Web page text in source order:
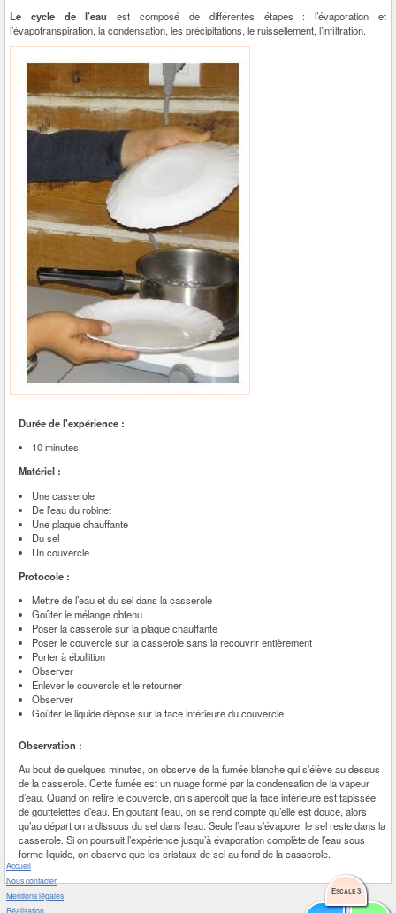
Accueil
Nous contacter
Mentions légales
Le cycle de l’eauest composé de différentes étapes : l’évaporation et
l’évapotranspiration, la condensation, les précipitations, le ruissellement, l’infiltration.
Durée de l'expérience :
10 minutes
Matériel :
Une casserole
De l’eau du robinet
Une plaque chauffante
Du sel
Un couvercle
Protocole :
Mettre de l’eau et du sel dans la casserole
Goûter le mélange obtenu
Poser la casserole sur la plaque chauffante
Poser le couvercle sur la casserole sans la recouvrir entièrement
Porter à ébullition
Observer
Enlever le couvercle et le retourner
Observer
Goûter le liquide déposé sur la face intérieure du couvercle
Observation :
Au bout de quelques minutes, on observe de la fumée blanche qui s’élève au dessus
de la casserole. Cette fumée est un nuage formé par la condensation de la vapeur
d’eau. Quand on retire le couvercle, on s’aperçoit que la face intérieure est tapissée
de gouttelettes d’eau. En goutant l’eau, on se rend compte qu’elle est douce, alors
qu’au départ on a dissous du sel dans l’eau. Seule l’eau s’évapore, le sel reste dans la
casserole. Si on poursuit l’expérience jusqu’à évaporation complète de l’eau sous
forme liquide, on observe que les cristaux de sel au fond de la casserole.
Escale 3